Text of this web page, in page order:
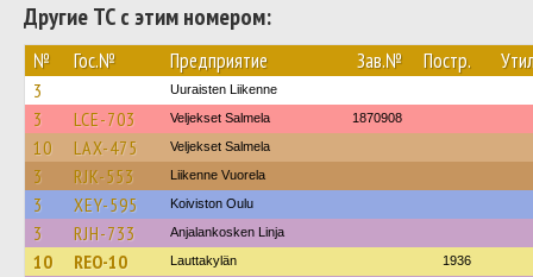
Другие ТС с этим номером:
№ Гос.№ Предприятие Зав.№ Постр.
3 Uuraisten Liikenne
3 LCE-703 Veljekset Salmela 1870908
10 LAX-475 Veljekset Salmela
3 RJK-553 Liikenne Vuorela
3 XEY-595 Koiviston Oulu
3 RJH-733 Anjalankosken Linja
10 REO-10 Lauttakylän 1936